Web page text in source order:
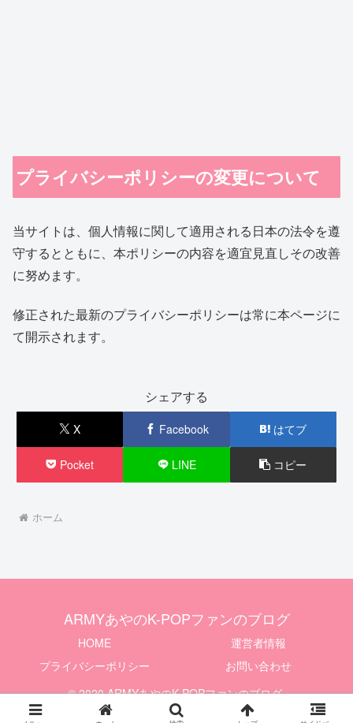
プライバシーポリシーの変更について
当サイトは、個人情報に関して適用される日本の法令を遵
守するとともに、本ポリシーの内容を適宜見直しその改善
に努めます。
修正された最新のプライバシーポリシーは常に本ページに
て開示されます。
シェアする
X Facebook はてブ
Pocket LINE コピー
ホーム
ARMYあやのK-POPファンのブログ
HOME
運営者情報
プライバシーポリシー
お問い合わせ
© 2020 ARMYあやのK-POPファンのブログ.